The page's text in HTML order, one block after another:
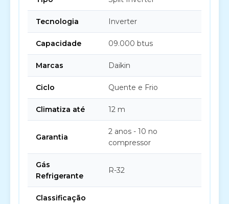
Tecnologia Inverter
Capacidade 09.000 btus
Marcas Daikin
Ciclo Quente e Frio
Climatiza até 12 m
Garantia
2 anos - 10 no
compressor
Gás
Refrigerante
R-32
Classificação